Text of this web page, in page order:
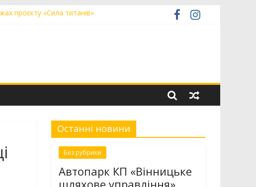
проєкту «Сила титанів»
відзначили в міській раді
Останні новини
Без рубрики
Автопарк КП «Вінницьке